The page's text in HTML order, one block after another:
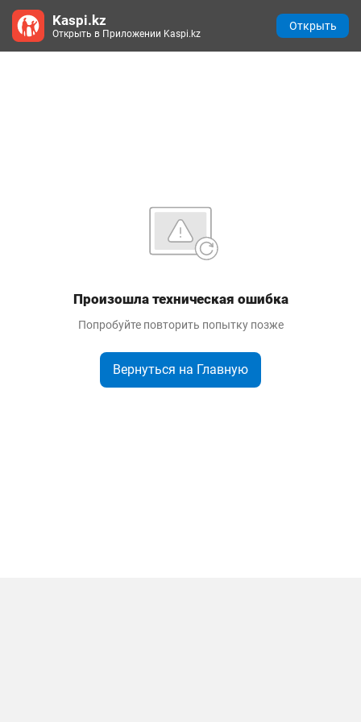
Произошла техническая ошибка
Попробуйте повторить попытку позже
Вернуться на Главную
Kaspi.kz
Открыть в Приложении Kaspi.kz
Открыть